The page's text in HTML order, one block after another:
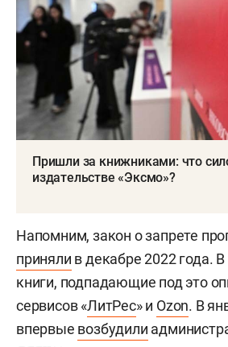
Пришли за книжниками: что
издательстве «Эксмо»?
Напомним, закон о запрете
приняли в декабре 2022 года.
книги, подпадающие под это
сервисов «ЛитРес» и Ozon. В
впервые возбудили